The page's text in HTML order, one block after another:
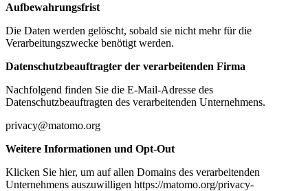
Aufbewahrungsfrist
Die Daten werden gelöscht, sobald sie nicht mehr für die
Verarbeitungszwecke benötigt werden.
Datenschutzbeauftragter der verarbeitenden Firma
Nachfolgend finden Sie die E-Mail-Adresse des
Datenschutzbeauftragten des verarbeitenden Unternehmens.
privacy@matomo.org
Weitere Informationen und Opt-Out
Klicken Sie hier, um auf allen Domains des verarbeitenden
Unternehmens auszuwilligen https://matomo.org/privacy-